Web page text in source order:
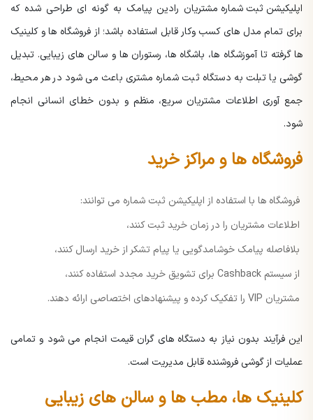
اپلیکیشن ثبت شماره مشتریان رادین پیامک به گونه ای طراحی شده که
برای تمام مدل های کسب وکار قابل استفاده باشد؛ از فروشگاه ها و کلینیک
ها گرفته تا آموزشگاه ها، باشگاه ها، رستوران ها و سالن های زیبایی. تبدیل
گوشی یا تبلت به دستگاه ثبت شماره مشتری باعث می شود در هر محیط،
جمع آوری اطلاعات مشتریان سریع، منظم و بدون خطای انسانی انجام
شود.
فروشگاه ها و مراکز خرید
فروشگاه ها با استفاده از اپلیکیشن ثبت شماره می توانند:
اطلاعات مشتریان را در زمان خرید ثبت کنند،
بلافاصله پیامک خوشامدگویی یا پیام تشکر از خرید ارسال کنند،
از سیستم Cashback برای تشویق خرید مجدد استفاده کنند،
مشتریان VIP را تفکیک کرده و پیشنهادهای اختصاصی ارائه دهند.
این فرآیند بدون نیاز به دستگاه های گران قیمت انجام می شود و تمامی
عملیات از گوشی فروشنده قابل مدیریت است.
کلینیک ها، مطب ها و سالن های زیبایی